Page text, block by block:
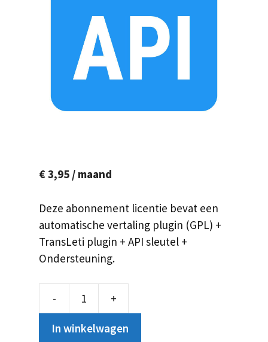
€3,95 / maand
Deze abonnement licentie bevat een
automatische vertaling plugin (GPL) +
TransLeti plugin + API sleutel +
Ondersteuning.
- +
In winkelwagen